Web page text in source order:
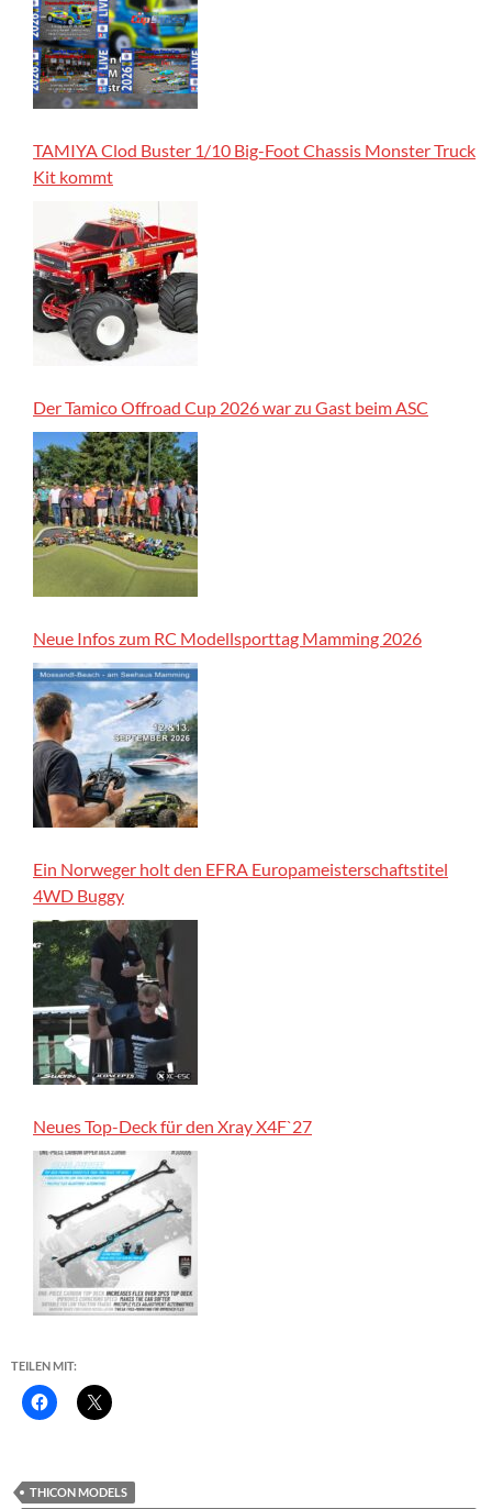
TAMIYA Clod Buster 1/10 Big-Foot Chassis Monster Truck
Kit kommt
Der Tamico Offroad Cup 2026 war zu Gast beim ASC
Neue Infos zum RC Modellsporttag Mamming 2026
Ein Norweger holt den EFRA Europameisterschaftstitel
4WD Buggy
Neues Top-Deck für den Xray X4F`27
TEILEN MIT:
THICON MODELS